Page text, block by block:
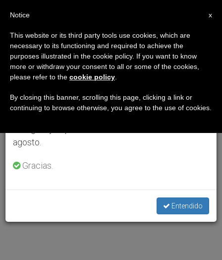
×
Aviso importante
Del 27 de julio al 7 de agosto haremos la pausa
anual, aprovechando que en el periodo de verano
se generan menos informaciones y también el
agosto.
Gracias.
Entendido
x
Notice
This website or its third party tools use cookies, which are
necessary to its functioning and required to achieve the
purposes illustrated in the cookie policy. If you want to know
more or withdraw your consent to all or some of the cookies,
please refer to the cookie policy
By closing this banner, scrolling this page, clicking a link or
continuing to browse otherwise, you agree to the use of cookies.